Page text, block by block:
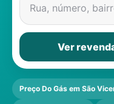
Rua, número,
Ver
Preço Do Gás em São